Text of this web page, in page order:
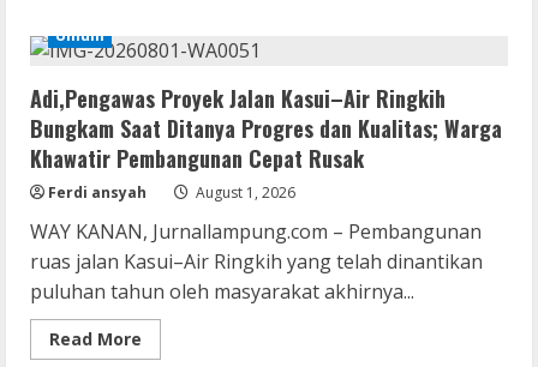
Pura-
pura
Buser,
Buruh
Harian
di
Pesawaran
Dipenjara
9
Usai
Peras
Petani
Rp1,5
Juta
Umum
Adi,Pengawas Proyek Jalan Kasui–Air Ringkih
Bungkam Saat Ditanya Progres dan Kualitas; Warga
Khawatir Pembangunan Cepat Rusak
Ferdi ansyah August 1, 2026
WAY KANAN, Jurnallampung.com – Pembangunan
ruas jalan Kasui–Air Ringkih yang telah dinantikan
puluhan tahun oleh masyarakat akhirnya...
Read More
more
Kanan
Umum
Profil AKBP Ramadhona, Eks Perwira
Brimob Papua Kini Jabat Kapolres Way
Kanan,Masyarakat Ogan Di Lampung
Doakan Jadi Jendral
August 4, 2026
Ketua Pro Jurnalis Media Siber Way